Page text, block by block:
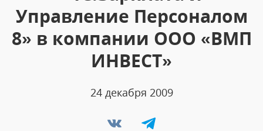
Управление Персоналом
8» в компании ООО «ВМП
ИНВЕСТ»
24 декабря 2009